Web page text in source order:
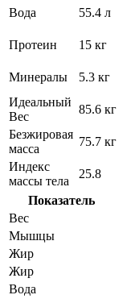
Вода
55.4 л
Протеин 15 кг
Минералы
5.3 кг
Идеальный
Вес
85.6 кг
Безжировая
масса
75.7 кг
Индекс
массы тела
25.8
Показатель
Вес
Мышцы
Жир
Жир
Вода